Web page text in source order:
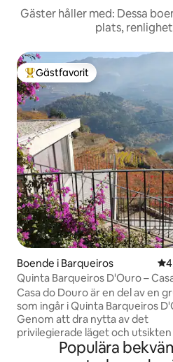
Gäster håller med: Dessa
plats,
Populär gästfavorit
Gästfavorit
Boende i Barqueiros
Quinta Barqueiros D'Ouro –
Douro
Casa do Douro är en del av en
som ingår i Quinta Barqueiros
Genom att dra nytta av det
privilegierade läget och
gästen i ständig kontakt med
vingården. Det enskilda huset,
Populära